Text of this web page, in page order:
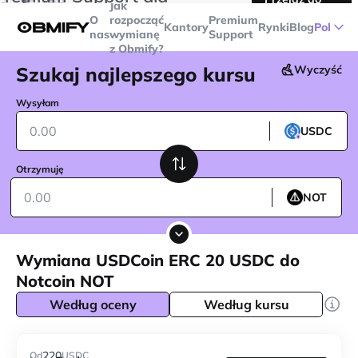
powyżej$5000
O
nas
Jak
rozpocząć
wymianę
z Obmify?
KantoryPremium
Support RynkiBlogPol
Szukaj najlepszego kursu Wyczyść
Wysyłam
USDC
Otrzymuję
NOT
Wymiana USDCoin ERC 20 USDC do
Notcoin NOT
Według oceny Według kursu
Od USDC